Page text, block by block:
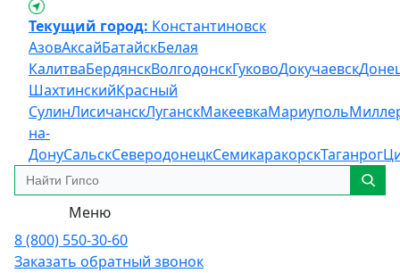
Текущий город: Константиновск
АзовАксайБатайскБелая
КалитваБердянскВолгодонскГуковоДокучаевск
ШахтинскийКрасный
СулинЛисичанскЛуганскМакеевкаМариуполь
на-
ДонуСальскСеверодонецкСемикаракорскТаганрог
Меню
8 (800) 550-30-60
Заказать обратный звонок